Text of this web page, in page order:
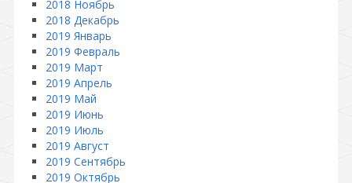
2018 Ноябрь
2018 Декабрь
2019 Январь
2019 Февраль
2019 Март
2019 Апрель
2019 Май
2019 Июнь
2019 Июль
2019 Август
2019 Сентябрь
2019 Октябрь